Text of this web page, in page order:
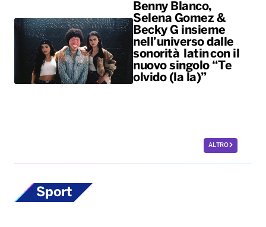
Benny Blanco,
Selena Gomez &
Becky G insieme
nell’universo dalle
sonorità latin con il
nuovo singolo “Te
olvido (la la)”
ALTRO
Sport